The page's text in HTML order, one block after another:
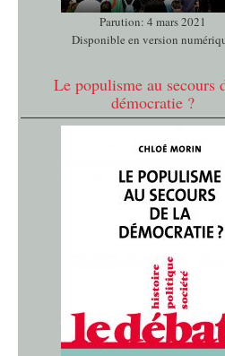
Parution: 4 mars 2021
Disponible en version
Le populisme au secours
démocratie ?